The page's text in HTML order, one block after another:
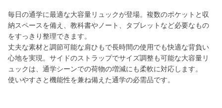
毎日の通学に最適な大容量リュックが登場。複数のポケットと収
納スペースを備え、教科書やノート、タブレットなど必要なもの
をすっきり整理できます。
丈夫な素材と調節可能な肩ひもで長時間の使用でも快適な背負い
心地を実現。サイドのストラップでサイズ調整も可能な大容量リ
ュックは、通学シーンでの荷物の増減にも柔軟に対応します。
使いやすさと機能性を兼ね備えた通学の必需品です。